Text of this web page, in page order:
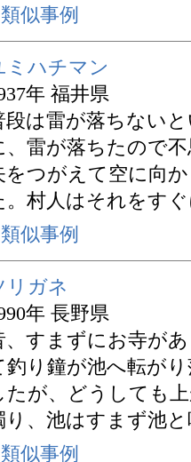
類似事例
ミハチマン
年 福井県
段は雷が落ちない
、雷が落ちたので
をつがえて空に向
。村人はそれをす
類似事例
リガネ
年 長野県
、すまずにお寺が
釣り鐘が池へ転が
たが、どうしても
り、池はすまず池
類似事例